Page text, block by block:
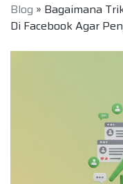
Blog » Bagaimana
Di Facebook Agar